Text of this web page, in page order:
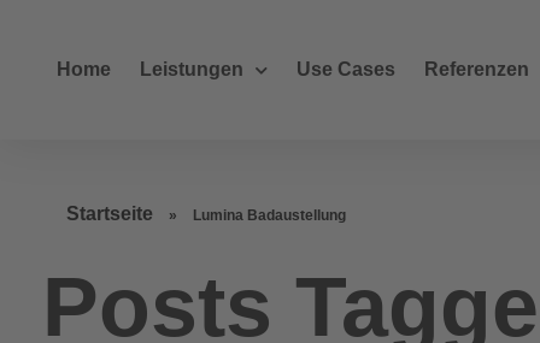
Home Leistungen Use Cases Referenzen
Startseite » Lumina Badaustellung
Posts